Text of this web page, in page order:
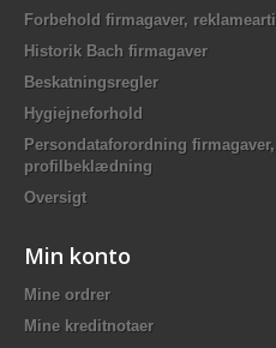
Forbehold firmagaver,
Historik Bach firmagaver
Beskatningsregler
Hygiejneforhold
Persondataforordning
profilbeklædning
Oversigt
Min konto
Mine ordrer
Mine kreditnotaer